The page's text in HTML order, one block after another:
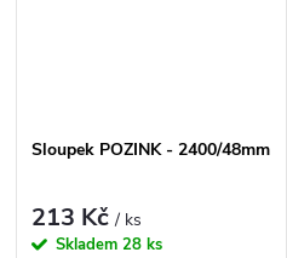
Sloupek POZINK - 2400/48mm
213 Kč/ ks
Skladem 28 ks